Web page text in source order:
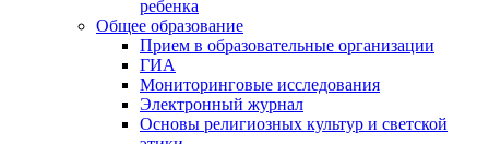
ребенка
Общее образование
Прием в образовательные организации
ГИА
Мониторинговые исследования
Электронный журнал
Основы религиозных культур и светской